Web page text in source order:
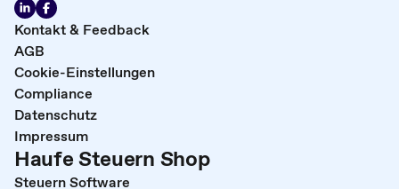
Kontakt & Feedback
AGB
Cookie-Einstellungen
Compliance
Datenschutz
Impressum
Haufe Steuern Shop
Steuern Software